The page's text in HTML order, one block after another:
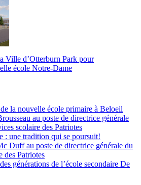
Ville d’Otterburn Park pour
école Notre-Dame
la nouvelle école primaire à Beloeil
au poste de directrice générale
scolaire des Patriotes
: une tradition qui se poursuit!
Duff au poste de directrice générale du
des Patriotes
générations de l’école secondaire De